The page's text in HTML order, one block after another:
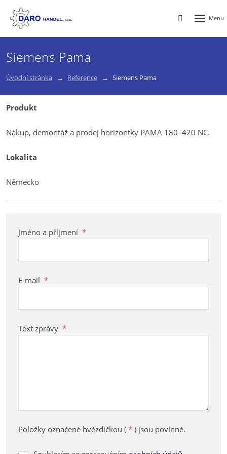
Vyhledávání
Siemens Pama
Úvodní stránka Reference Siemens Pama
Produkt
Nákup, demontáž a prodej horizontky PAMA 180–420 NC.
Lokalita
Německo
Jméno a příjmení *
E-mail *
Text zprávy *
Položky označené hvězdičkou ( * ) jsou povinné.